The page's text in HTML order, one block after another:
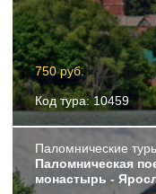
750 руб.
Код тура: 10459
Пaломнические
Паломническая
монастырь -